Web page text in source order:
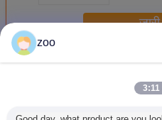
अधिकसिलिकॉन ब्लॉक कॉपोलीमर
zoo
3:11